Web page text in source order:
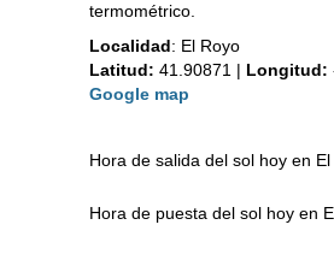
termométrico.
Localidad: El Royo
Latitud: 41.90871 | Longitud:
Google map
Hora de salida del sol hoy en
Hora de puesta del sol hoy en